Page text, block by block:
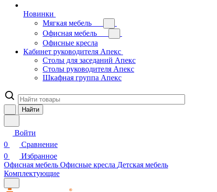
Новинки
Мягкая мебель
Офисная мебель
Офисные кресла
Кабинет руководителя Апекс
Столы для заседаний Апекс
Столы руководителя Апекс
Шкафная группа Апекс
Найти
Войти
0
Сравнение
0
Избранное
Офисная мебель Офисные кресла Детская мебель
Комплектующие